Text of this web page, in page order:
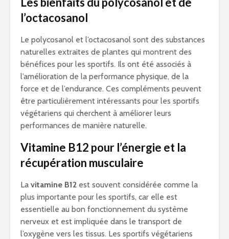
l’octacosanol
Le polycosanol et l’octacosanol sont des substances
naturelles extraites de plantes qui montrent des
bénéfices pour les sportifs. Ils ont été associés à
l’amélioration de la performance physique, de la
force et de l’endurance. Ces compléments peuvent
être particulièrement intéressants pour les sportifs
végétariens qui cherchent à améliorer leurs
performances de manière naturelle.
Vitamine B12 pour l’énergie et la
récupération musculaire
La vitamine B12 est souvent considérée comme la
plus importante pour les sportifs, car elle est
essentielle au bon fonctionnement du système
nerveux et est impliquée dans le transport de
l’oxygène vers les tissus. Les sportifs végétariens